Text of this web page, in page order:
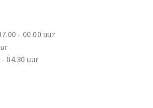
- 00.00 uur
04.30 uur